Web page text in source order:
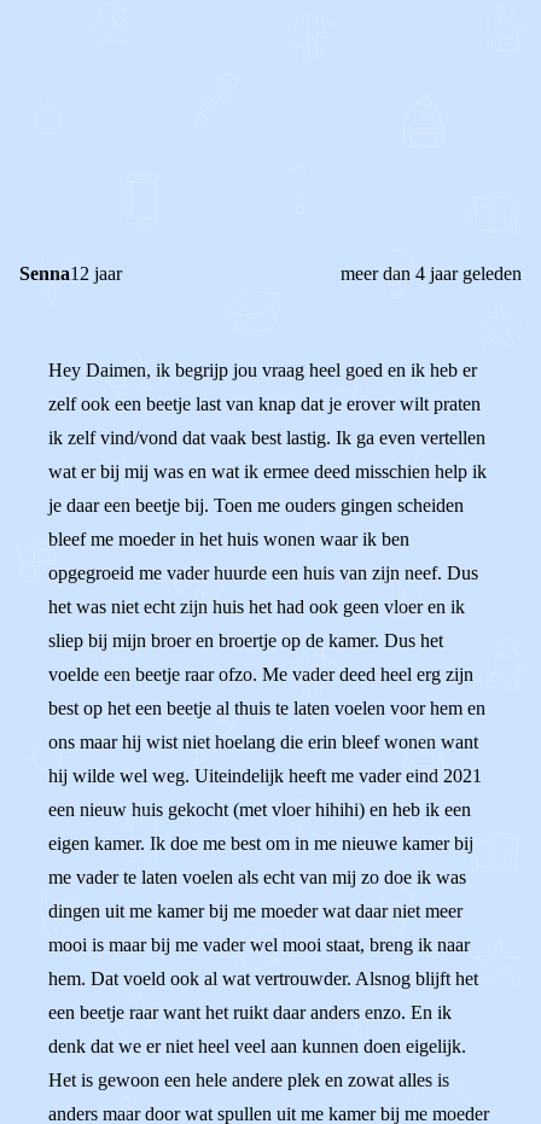
Senna12 jaar meer dan 4 jaar geleden
Hey Daimen, ik begrijp jou vraag heel goed en ik heb er
zelf ook een beetje last van knap dat je erover wilt praten
ik zelf vind/vond dat vaak best lastig. Ik ga even vertellen
wat er bij mij was en wat ik ermee deed misschien help ik
je daar een beetje bij. Toen me ouders gingen scheiden
bleef me moeder in het huis wonen waar ik ben
opgegroeid me vader huurde een huis van zijn neef. Dus
het was niet echt zijn huis het had ook geen vloer en ik
sliep bij mijn broer en broertje op de kamer. Dus het
voelde een beetje raar ofzo. Me vader deed heel erg zijn
best op het een beetje al thuis te laten voelen voor hem en
ons maar hij wist niet hoelang die erin bleef wonen want
hij wilde wel weg. Uiteindelijk heeft me vader eind 2021
een nieuw huis gekocht (met vloer hihihi) en heb ik een
eigen kamer. Ik doe me best om in me nieuwe kamer bij
me vader te laten voelen als echt van mij zo doe ik was
dingen uit me kamer bij me moeder wat daar niet meer
mooi is maar bij me vader wel mooi staat, breng ik naar
hem. Dat voeld ook al wat vertrouwder. Alsnog blijft het
een beetje raar want het ruikt daar anders enzo. En ik
denk dat we er niet heel veel aan kunnen doen eigelijk.
Het is gewoon een hele andere plek en zowat alles is
anders maar door wat spullen uit me kamer bij me moeder